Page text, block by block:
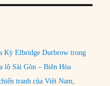
Kỳ Elbridge Durbrow trong
lộ Sài Gòn – Biên Hòa
tranh của Việt Nam,